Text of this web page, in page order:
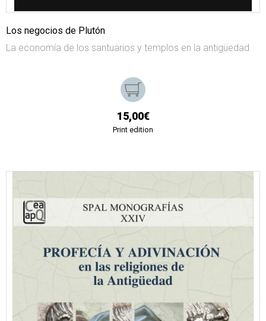
Los negocios de Plutón
La economía de los santuarios y templos en la antigüedad
15,00€
Print edition